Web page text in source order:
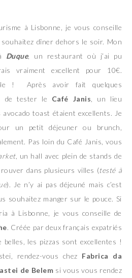
à Lisbonne, je vous conseille
dîner dehors le soir. Mon
Duque, un restaurant où j’ai pu
vraiment excellent pour 10€.
! Après avoir fait quelques
de tester le Café Janis , un lieu
toast étaient excellents. Je
un petit déjeuner ou brunch,
Pas loin du Café Janis, vous
, un hall avec plein de stands de
dans plusieurs villes (testé à
). Je n’y ai pas déjeuné mais c’est
souhaitez manger sur le pouce. Si
à Lisbonne, je vous conseille de
. Créée par deux français expatriés
belles, les pizzas sont excellentes !
rendez-vous chez Fabrica da
de Belem si vous vous rendez